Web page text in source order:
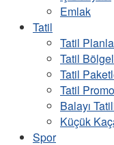
Emlak
Tatil
Tatil
Tatil
Tatil
Tatil
Balayı
Küçük
Spor